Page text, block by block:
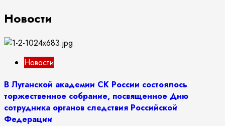
Новости
Новости
В Луганской академии СК России состоялось
торжественное собрание, посвященное Дню
сотрудника органов следствия Российской
Федерации